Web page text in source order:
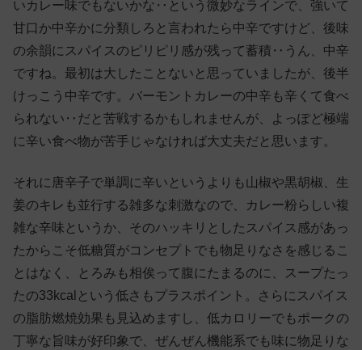
いカレー味でもないかな‥という微妙なラインで、強いて
甘口か中辛かに分類しろと言われたら中辛ですけど、後味
の余韻にスパイスのピリピリ感が残って蓄積‥うん、中辛
ですね。最初は大したことないと思っていましたが、後半
けっこう中辛です。バーモントカレーの中辛も辛くて食べ
られない‥だと苦戦するかもしれませんが、よっぽど極端
に辛い食べ物が苦手じゃなければ大丈夫だと思います。
それに唐辛子で単調に辛いというよりも山椒や黒胡椒、生
姜のキレも並行する雑多な刺激なので、カレー粉らしい複
雑な辛味というか、そのハッキリとしたスパイス感があっ
たからこそ低糖質がコンセプトでも物足りなさを感じるこ
とはなく、とろみも相俟って腹にたまるのに、スープたっ
たの33kcalという低さもプラスポイント。さらにスパイス
の脂肪燃焼効果も見込めますし、低カロリーでもポークの
丁寧な旨味が好印象で、ぜんぜん機能系でも味に物足りな